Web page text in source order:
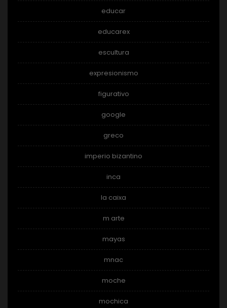
educar
educarex
escultura
expresionismo
figurativo
google
greco
imperio bizantino
inca
la caixa
m arte
mayas
mnac
moche
mochica